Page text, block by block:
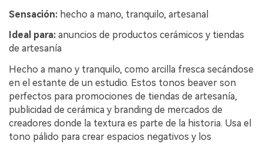
Sensación: hecho a mano, tranquilo, artesanal
Ideal para: anuncios de productos cerámicos y tiendas
de artesanía
Hecho a mano y tranquilo, como arcilla fresca secándose
en el estante de un estudio. Estos tonos beaver son
perfectos para promociones de tiendas de artesanía,
publicidad de cerámica y branding de mercados de
creadores donde la textura es parte de la historia. Usa el
tono pálido para crear espacios negativos y los